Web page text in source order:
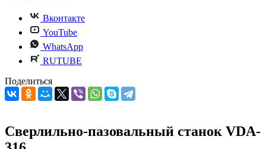
Вконтакте
YouTube
WhatsApp
RUTUBE
Поделиться
Сверлильно-пазовальный станок VDA-